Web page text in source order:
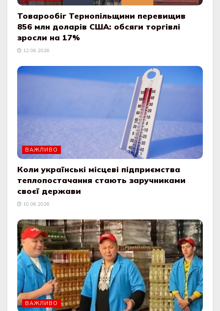
Товарообіг Тернопільщини перевищив
856 млн доларів США: обсяги торгівлі
зросли на 17%
12.06.2026
ВАЖЛИВО
Коли українські місцеві підприємства
теплопостачання стають заручниками
своєї держави
10.06.2026
ВАЖЛИВО